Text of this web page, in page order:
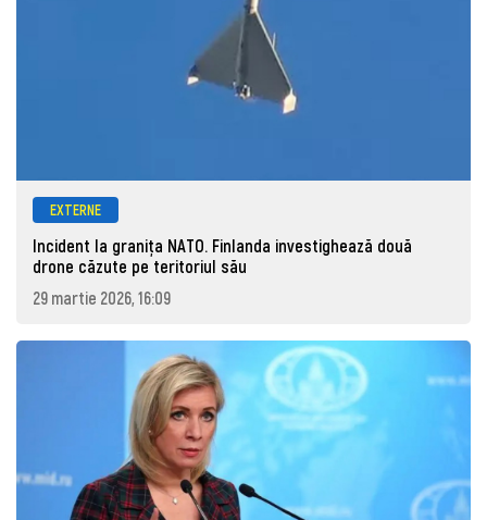
EXTERNE
Incident la granița NATO. Finlanda investighează două
drone căzute pe teritoriul său
29 martie 2026, 16:09